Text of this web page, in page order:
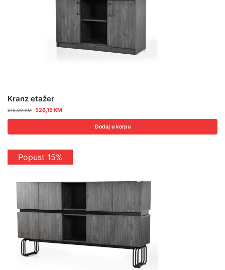
Kranz etažer
619,00KM 526,15KM
Dodaj u korpu
Popust 15%